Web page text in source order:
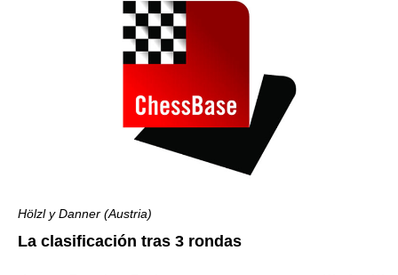
Hölzl y Danner (Austria)
La clasificación tras 3 rondas